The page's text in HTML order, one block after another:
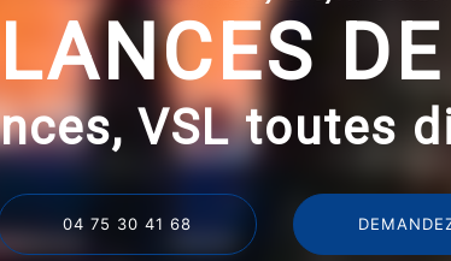
VSL toutes
04 75 30 41 68